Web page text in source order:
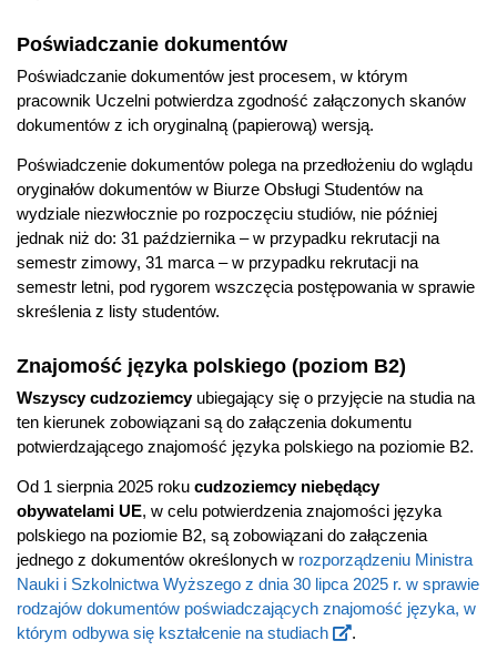
Poświadczanie dokumentów
Poświadczanie dokumentów jest procesem, w którym
pracownik Uczelni potwierdza zgodność załączonych skanów
dokumentów z ich oryginalną (papierową) wersją.
Poświadczenie dokumentów polega na przedłożeniu do wglądu
oryginałów dokumentów w Biurze Obsługi Studentów na
wydziale niezwłocznie po rozpoczęciu studiów, nie później
jednak niż do: 31 października – w przypadku rekrutacji na
semestr zimowy, 31 marca – w przypadku rekrutacji na
semestr letni, pod rygorem wszczęcia postępowania w sprawie
skreślenia z listy studentów.
Znajomość języka polskiego (poziom B2)
Wszyscy cudzoziemcy ubiegający się o przyjęcie na studia na
ten kierunek zobowiązani są do załączenia dokumentu
potwierdzającego znajomość języka polskiego na poziomie B2.
Od 1 sierpnia 2025 roku cudzoziemcy niebędący
obywatelami UE, w celu potwierdzenia znajomości języka
polskiego na poziomie B2, są zobowiązani do załączenia
jednego z dokumentów określonych w rozporządzeniu Ministra
Nauki i Szkolnictwa Wyższego z dnia 30 lipca 2025 r. w sprawie
rodzajów dokumentów poświadczających znajomość języka, w
którym odbywa się kształcenie na studiach
.